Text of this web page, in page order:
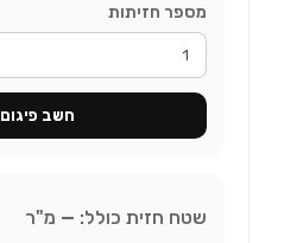
מספר חזיתות
חשב פיגום
שטח חזית כולל: — מ"ר